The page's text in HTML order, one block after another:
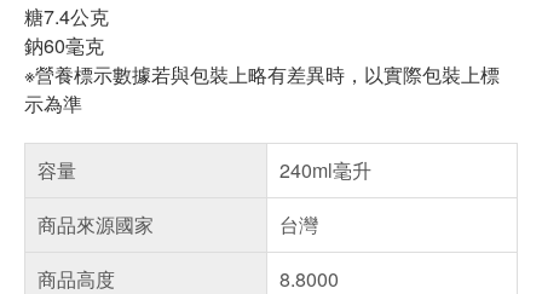
糖7.4公克
鈉60毫克
※營養標示數據若與包裝上略有差異時，以實際包裝上標
示為準
容量
240ml毫升
商品來源國家
台灣
商品高度
8.8000